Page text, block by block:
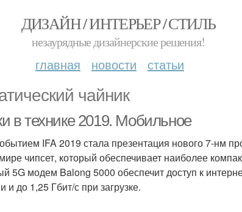
ДИЗАЙН / ИНТЕРЬЕР / СТИЛЬ
незаурядные дизайнерские решения!
главная новости статьи
чайник
в технике 2019. Мобильное
IFA 2019 стала презентация нового 7-нм
чипсет, который обеспечивает наиболее
5G модем Balong 5000 обеспечит доступ к
и до 1,25 Гбит/с при загрузке.